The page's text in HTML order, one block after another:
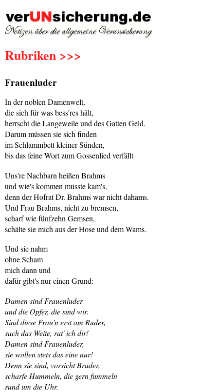
Rubriken >>>
Frauenluder
In der noblen Damenwelt,
die sich für was bess'res hält,
herrscht die Langeweile und des Gatten Geld.
Darum müssen sie sich finden
im Schlammbett kleiner Sünden,
bis das feine Wort zum Gossenlied verfällt
Uns're Nachbarn heißen Brahms
und wie's kommen musste kam's,
denn der Hofrat Dr. Brahms war nicht dahams.
Und Frau Brahms, nicht zu bremsen,
scharf wie fünfzehn Gemsen,
schälte sie mich aus der Hose und dem Wams.
Und sie nahm
ohne Scham
mich dann und
dafür gibt's nur einen Grund:
Damen sind Frauenluder
und die Opfer, die sind wir.
Sind diese Frau'n erst am Ruder,
such das Weite, rat' ich dir!
Damen sind Frauenluder,
sie wollen stets das eine nur!
Denn sie sind, vorsicht Bruder,
scharfe Hummeln, die gern fummeln
rund um die Uhr.